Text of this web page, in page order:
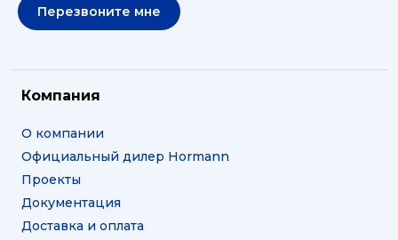
Компания
О компании
Официальный дилер Hormann
Проекты
Документация
Доставка и оплата